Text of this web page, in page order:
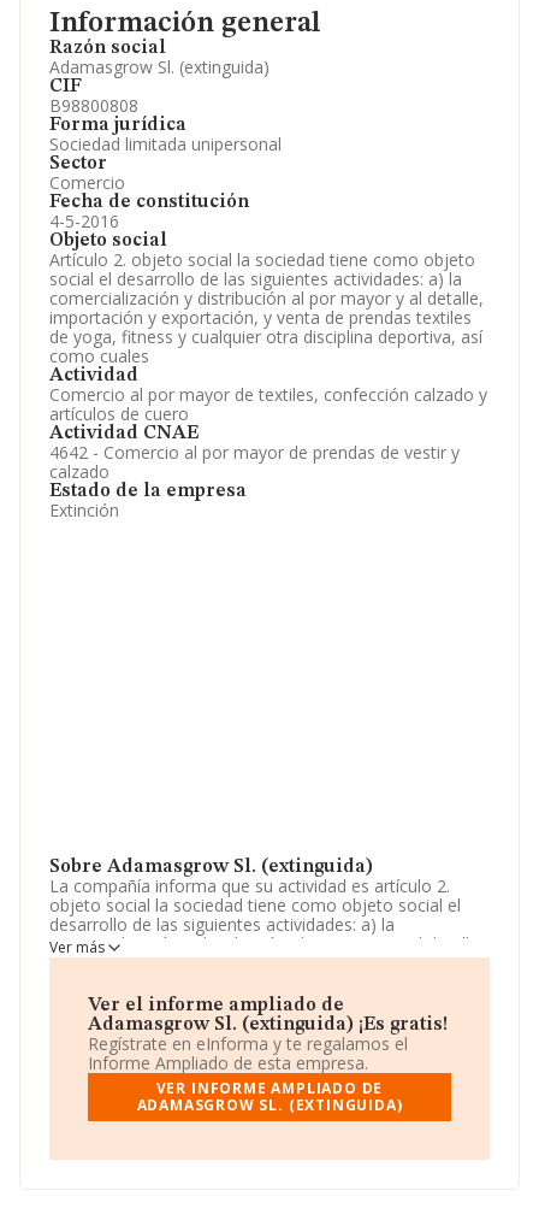
Información general
Razón social
Adamasgrow Sl. (extinguida)
CIF
B98800808
Forma jurídica
Sociedad limitada unipersonal
Sector
Comercio
Fecha de constitución
4-5-2016
Objeto social
Artículo 2. objeto social la sociedad tiene como objeto
social el desarrollo de las siguientes actividades: a) la
comercialización y distribución al por mayor y al detalle,
importación y exportación, y venta de prendas textiles
de yoga, fitness y cualquier otra disciplina deportiva, así
como cuales
Actividad
Comercio al por mayor de textiles, confección calzado y
artículos de cuero
Actividad CNAE
4642 - Comercio al por mayor de prendas de vestir y
calzado
Estado de la empresa
Extinción
Sobre Adamasgrow Sl. (extinguida)
La compañía informa que su actividad es artículo 2.
objeto social la sociedad tiene como objeto social el
desarrollo de las siguientes actividades: a) la
comercialización y distribución al por mayor y al detalle,
importación y exportación, y venta de prendas textiles
como cuales. La empresa es una Sociedad Limitada. Su
actividad CNAE es 'Comercio al por mayor de prendas
de vestir y calzado' con código 4642. No realiza
actividad de importación y/o exportación.
La empresa españolaAdamasgrow S.L. (extinguida)
con número de identificación fiscal B98800808, está
núm. 8, (46004), en el municipio de Valencia, Comunidad
Ver más
Ver el informe ampliado de
Adamasgrow Sl. (extinguida) ¡Es gratis!
Regístrate en eInforma y te regalamos el
Informe Ampliado de esta empresa.
VER INFORME AMPLIADO DE
ADAMASGROW SL. (EXTINGUIDA)
Información oficial y registral complementaria.